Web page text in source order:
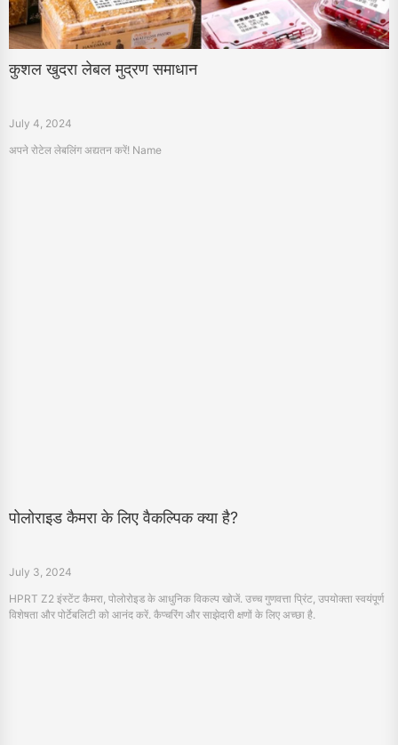
कुशल खुदरा लेबल मुद्रण समाधान
July 4, 2024
अपने रोटेल लेबलिंग अद्यतन करें! Name
पोलोराइड कैमरा के लिए वैकल्पिक क्या है?
July 3, 2024
HPRT Z2 इंस्टेंट कैमरा, पोलोरोइड के आधुनिक विकल्प खोजें. उच्च गुणवत्ता प्रिंट, उपयोक्ता स्वयंपूर्ण
विशेषता और पोर्टेबलिटी को आनंद करें. कैप्चरिंग और साझेदारी क्षणों के लिए अच्छा है.